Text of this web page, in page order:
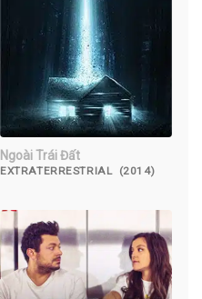
Ngoài Trái Đất
EXTRATERRESTRIAL (2014)